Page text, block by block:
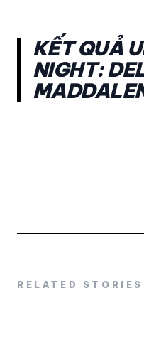
KẾT QUẢ
NIGHT:
RELATED STORIES